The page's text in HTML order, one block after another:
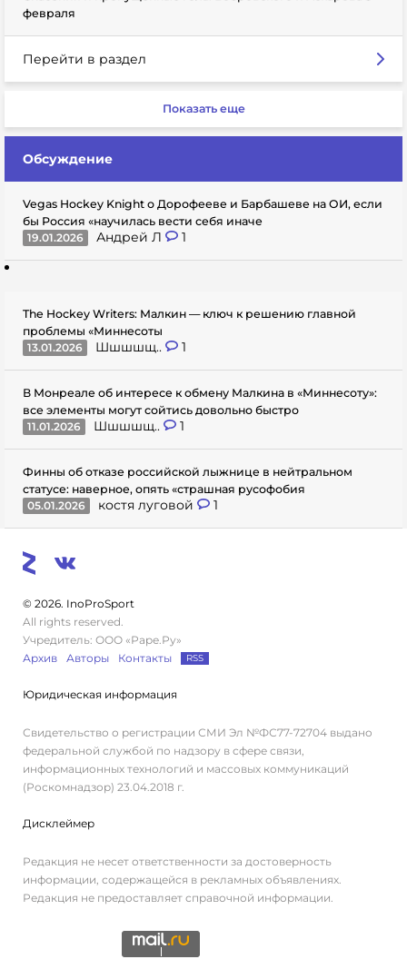
февраля
Перейти в раздел
Показать еще
Обсуждение
Vegas Hockey Knight о Дорофееве и Барбашеве на ОИ, если
бы Россия «научилась вести себя иначе
19.01.2026
Андрей Л 1
The Hockey Writers: Малкин — ключ к решению главной
проблемы «Миннесоты
13.01.2026
Шшшшщ.. 1
В Монреале об интересе к обмену Малкина в «Миннесоту»:
все элементы могут сойтись довольно быстро
11.01.2026
Шшшшщ.. 1
Финны об отказе российской лыжнице в нейтральном
статусе: наверное, опять «страшная русофобия
05.01.2026
костя луговой 1
© 2026. InoProSport
All rights reserved.
Учредитель: ООО «Раре.Ру»
Архив
Авторы Контакты RSS
Юридическая информация
Свидетельство о регистрации СМИ Эл №ФС77-72704 выдано
федеральной службой по надзору в сфере связи,
информационных технологий и массовых коммуникаций
(Роскомнадзор) 23.04.2018 г.
Дисклеймер
Редакция не несет ответственности за достоверность
информации, содержащейся в рекламных объявлениях.
Редакция не предоставляет справочной информации.